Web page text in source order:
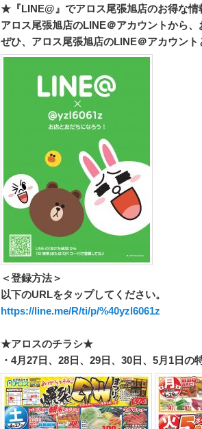
★『LINE@』 でアロス尾張旭店のお得な
アロス尾張旭店のLINE＠アカウントから、
ぜひ、アロス尾張旭店のLINE＠アカウント
＜登録方法＞
以下のURLをタップしてください。
https://line.me/R/ti/p/%40yzl6061z
★アロスのチラシ★
・4月27日、28日、29日、30日、 5月1日の